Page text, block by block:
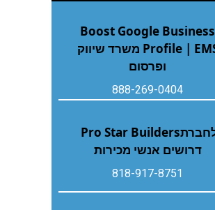
Boost Google Business
Profile | EMS משרד שיווק
ופרסום
888-269-0404
לחברת‭ ‬Pro Star Builders‭
‬דרושים‭ ‬אנשי‭ ‬מכירות
818-917-8751